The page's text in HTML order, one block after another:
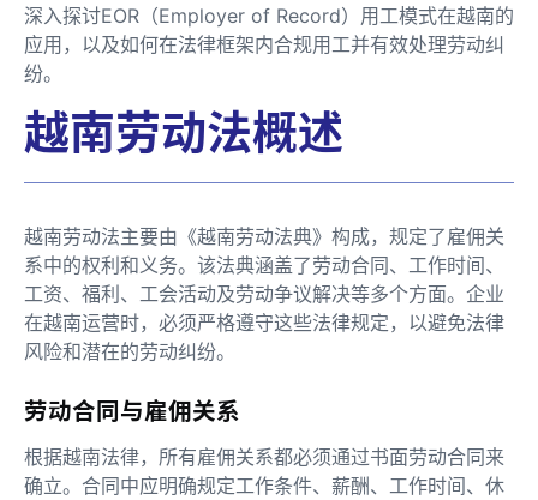
深入探讨EOR（Employer of Record）用工模式在越南的
应用，以及如何在法律框架内合规用工并有效处理劳动纠
纷。
越南劳动法概述
越南劳动法主要由《越南劳动法典》构成，规定了雇佣关
系中的权利和义务。该法典涵盖了劳动合同、工作时间、
工资、福利、工会活动及劳动争议解决等多个方面。企业
在越南运营时，必须严格遵守这些法律规定，以避免法律
风险和潜在的劳动纠纷。
劳动合同与雇佣关系
根据越南法律，所有雇佣关系都必须通过书面劳动合同来
确立。合同中应明确规定工作条件、薪酬、工作时间、休